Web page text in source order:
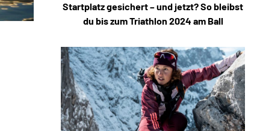
Startplatz gesichert – und jetzt? So bleibst
du bis zum Triathlon 2024 am Ball